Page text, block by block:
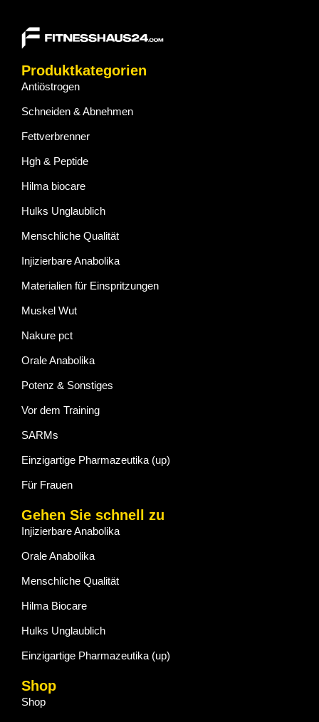
Produktkategorien
Antiöstrogen
Schneiden & Abnehmen
Fettverbrenner
Hgh & Peptide
Hilma biocare
Hulks Unglaublich
Menschliche Qualität
Injizierbare Anabolika
Materialien für Einspritzungen
Muskel Wut
Nakure pct
Orale Anabolika
Potenz & Sonstiges
Vor dem Training
SARMs
Einzigartige Pharmazeutika (up)
Für Frauen
Gehen Sie schnell zu
Injizierbare Anabolika
Orale Anabolika
Menschliche Qualität
Hilma Biocare
Hulks Unglaublich
Einzigartige Pharmazeutika (up)
Shop
Shop